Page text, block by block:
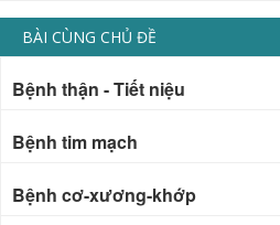
BÀI CÙNG CHỦ ĐỀ
Bệnh thận - Tiết niệu
Bệnh tim mạch
Bệnh cơ-xương-khớp